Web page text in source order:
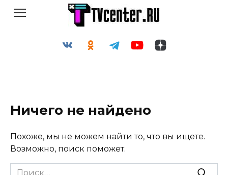
Ничего не найдено
Похоже, мы не можем найти то, что вы ищете.
Возможно, поиск поможет.
Search